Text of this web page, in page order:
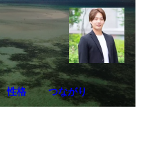
性格 つながり